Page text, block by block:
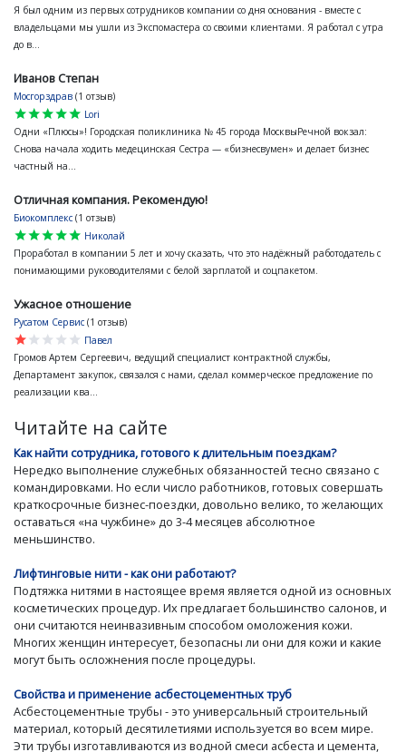
Я был одним из первых сотрудников компании со дня основания - вместе с
владельцами мы ушли из Экспомастера со своими клиентами. Я работал с утра
до в...
Иванов Степан
Мосгорздрав (1 отзыв)
star
star
star
star
star
Lori
Одни «Плюсы»! Городская поликлиника № 45 города МосквыРечной вокзал:
Снова начала ходить медецинская Сестра — «бизнесвумен» и делает бизнес
частный на...
Отличная компания. Рекомендую!
Биокомплекс (1 отзыв)
star
star
star
star
star
Николай
Проработал в компании 5 лет и хочу сказать, что это надёжный работодатель с
понимающими руководителями с белой зарплатой и соцпакетом.
Ужасное отношение
Русатом Сервис (1 отзыв)
star
star
star
star
star
Павел
Громов Артем Сергеевич, ведущий специалист контрактной службы,
Департамент закупок, связался с нами, сделал коммерческое предложение по
реализации ква...
Читайте на сайте
Как найти сотрудника, готового к длительным поездкам?
Нередко выполнение служебных обязанностей тесно связано с
командировками. Но если число работников, готовых совершать
краткосрочные бизнес-поездки, довольно велико, то желающих
оставаться «на чужбине» до 3-4 месяцев абсолютное
меньшинство.
Лифтинговые нити - как они работают?
Подтяжка нитями в настоящее время является одной из основных
косметических процедур. Их предлагает большинство салонов, и
они считаются неинвазивным способом омоложения кожи.
Многих женщин интересует, безопасны ли они для кожи и какие
могут быть осложнения после процедуры.
Свойства и применение асбестоцементных труб
Асбестоцементные трубы - это универсальный строительный
материал, который десятилетиями используется во всем мире.
Эти трубы изготавливаются из водной смеси асбеста и цемента,